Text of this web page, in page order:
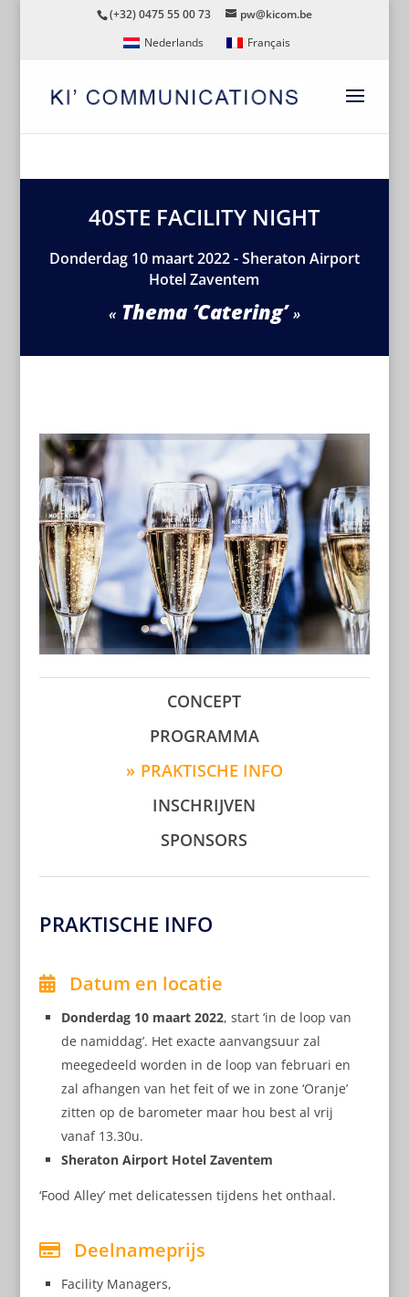
(+32) 0475 55 00 73
pw@kicom.be
Nederlands
Français
40STE FACILITY NIGHT
Donderdag 10 maart 2022 - Sheraton Airport
Hotel Zaventem
Thema ‘Catering’
CONCEPT
PROGRAMMA
PRAKTISCHE INFO
INSCHRIJVEN
SPONSORS
PRAKTISCHE INFO
Datum en locatie
Donderdag 10 maart 2022, start ‘in de loop van
de namiddag’. Het exacte aanvangsuur zal
meegedeeld worden in de loop van februari en
zal afhangen van het feit of we in zone ‘Oranje’
zitten op de barometer maar hou best al vrij
vanaf 13.30u.
Sheraton Airport Hotel Zaventem
‘Food Alley’ met delicatessen tijdens het onthaal.
Deelnameprijs
Facility Managers,